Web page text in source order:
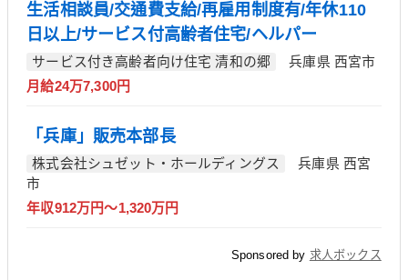
生活相談員/交通費支給/再雇用制度有/年休110
日以上/サービス付高齢者住宅/ヘルパー
サービス付き高齢者向け住宅 清和の郷
兵庫県 西宮市
月給24万7,300円
「兵庫」販売本部長
株式会社シュゼット・ホールディングス
兵庫県 西宮
市
年収912万円～1,320万円
Sponsored by 求人ボックス